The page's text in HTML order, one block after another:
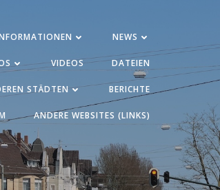
NEWS
VIDEOS DATEIEN
STÄDTEN BERICHTE
ANDERE WEBSITES (LINKS)